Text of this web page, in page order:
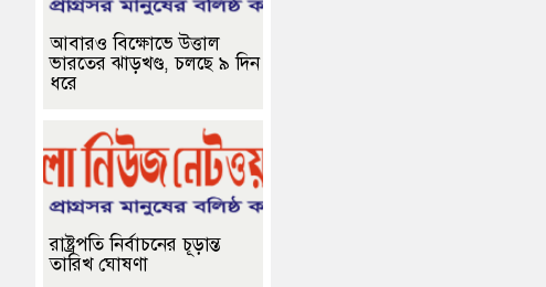
আবারও বিক্ষোভে উত্তাল
ভারতের ঝাড়খণ্ড, চলছে ৯ দিন
ধরে
রাষ্ট্রপতি নির্বাচনের চূড়ান্ত
তারিখ ঘোষণা